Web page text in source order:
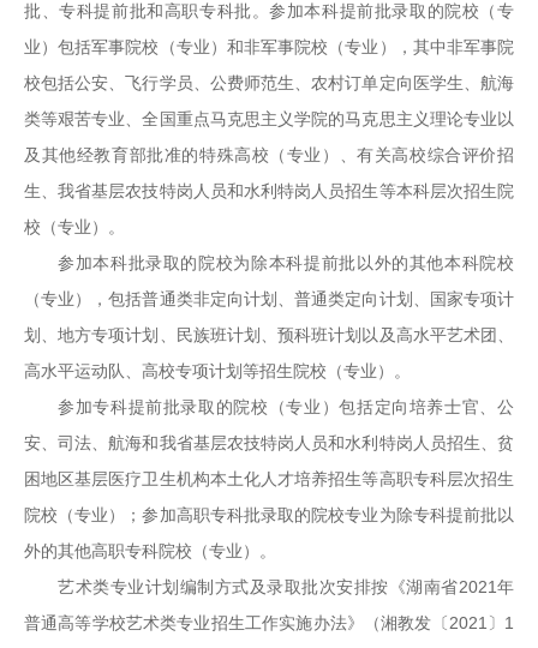
批、专科提前批和高职专科批。参加本科提前批录取的院校（专
业）包括军事院校（专业）和非军事院校（专业），其中非军事院
校包括公安、飞行学员、公费师范生、农村订单定向医学生、航海
类等艰苦专业、全国重点马克思主义学院的马克思主义理论专业以
及其他经教育部批准的特殊高校（专业）、有关高校综合评价招
生、我省基层农技特岗人员和水利特岗人员招生等本科层次招生院
校（专业）。
参加本科批录取的院校为除本科提前批以外的其他本科院校
（专业），包括普通类非定向计划、普通类定向计划、国家专项计
划、地方专项计划、民族班计划、预科班计划以及高水平艺术团、
高水平运动队、高校专项计划等招生院校（专业）。
参加专科提前批录取的院校（专业）包括定向培养士官、公
安、司法、航海和我省基层农技特岗人员和水利特岗人员招生、贫
困地区基层医疗卫生机构本土化人才培养招生等高职专科层次招生
院校（专业）；参加高职专科批录取的院校专业为除专科提前批以
外的其他高职专科院校（专业）。
艺术类专业计划编制方式及录取批次安排按《湖南省2021年
普通高等学校艺术类专业招生工作实施办法》（湘教发〔2021〕1